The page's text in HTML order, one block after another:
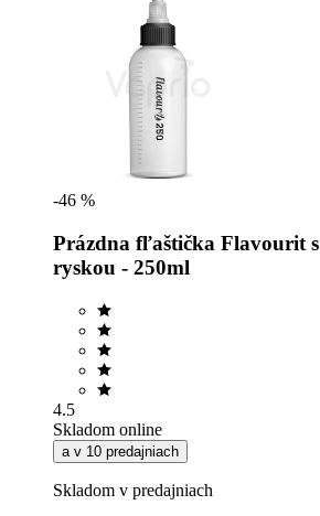
-46 %
Prázdna fľaštička Flavourit
ryskou - 250ml
4.5
Skladom online
a v 10 predajniach
Skladom v predajniach